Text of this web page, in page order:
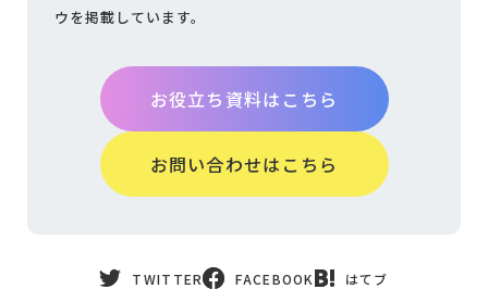
ウを掲載しています。
お役立ち資料はこちら
お問い合わせはこちら
TWITTER FACEBOOK はてブ